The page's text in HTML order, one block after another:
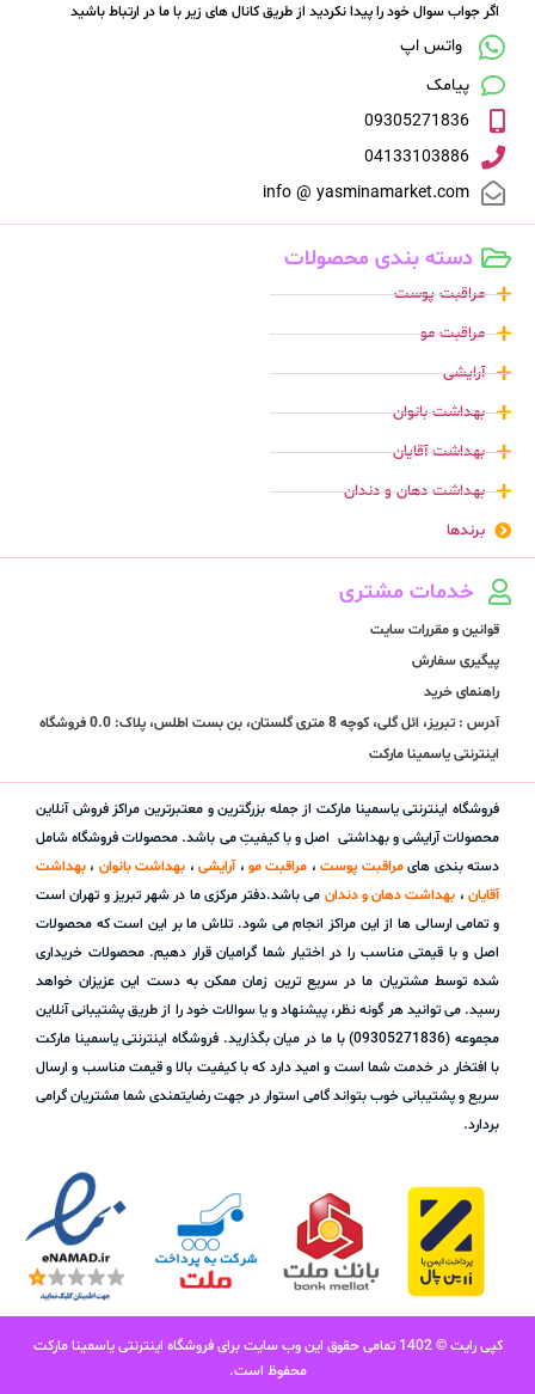
اگر جواب سوال خود را پیدا نکردید از طریق کانال های زیر با ما در ارتباط باشید
واتس اپ
پیامک
09305271836
04133103886
info @ yasminamarket.com
دسته بندی محصولات
مراقبت پوست
مراقبت مو
آرایشی
بهداشت بانوان
بهداشت آقایان
بهداشت دهان و دندان
برندها
خدمات مشتری
قوانین و مقررات سایت
پیگیری سفارش
راهنمای خرید
آدرس : تبریز، ائل گلی، کوچه 8 متری گلستان، بن بست اطلس، پلاک: 0.0 فروشگاه
اینترنتی یاسمینا مارکت
فروشگاه اینترنتی یاسمینا مارکت از جمله بزرگترین و معتبرترین مراکز فروش آنلاین
محصولات آرایشی و بهداشتی اصل و با کیفیتِ می باشد. محصولات فروشگاه شامل
دسته بندی هایمراقبت پوست، مراقبت مو،آرایشی، بهداشت بانوان ، بهداشت
آقایان، بهداشت دهان و دندان می باشد.دفتر مرکزی ما در شهر تبریز و تهران است
و تمامی ارسالی ها از این مراکز انجام می شود. تلاش ما بر این است که محصولات
اصل و با قیمتی مناسب را در اختیار شما گرامیان قرار دهیم. محصولات خریداری
شده توسط مشتریان ما در سریع ترین زمان ممکن به دست این عزیزان خواهد
رسید. می توانید هر گونه نظر، پیشنهاد و یا سوالات خود را از طریق پشتیبانی آنلاین
مجموعه (09305271836) با ما در میان بگذارید. فروشگاه اینترنتی یاسمینا مارکت
با افتخار در خدمت شما است و امید دارد که با کیفیت بالا و قیمت مناسب و ارسال
سریع و پشتیبانی خوب بتواند گامی استوار در جهت رضایتمندی شما مشتریان گرامی
بردارد.
کپی رایت © 1402 تمامی حقوق این وب سایت برای فروشگاه اینترنتی یاسمینا مارکت
محفوظ است.